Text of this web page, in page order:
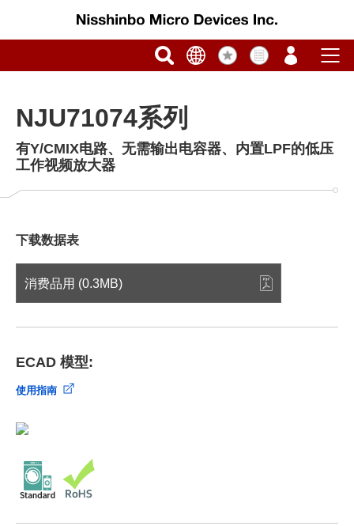
NJU71074系列
有Y/CMIX电路、无需输出电容器、内置LPF的低压
工作视频放大器
下载数据表
消费品用 (0.3MB)
ECAD 模型:
使用指南